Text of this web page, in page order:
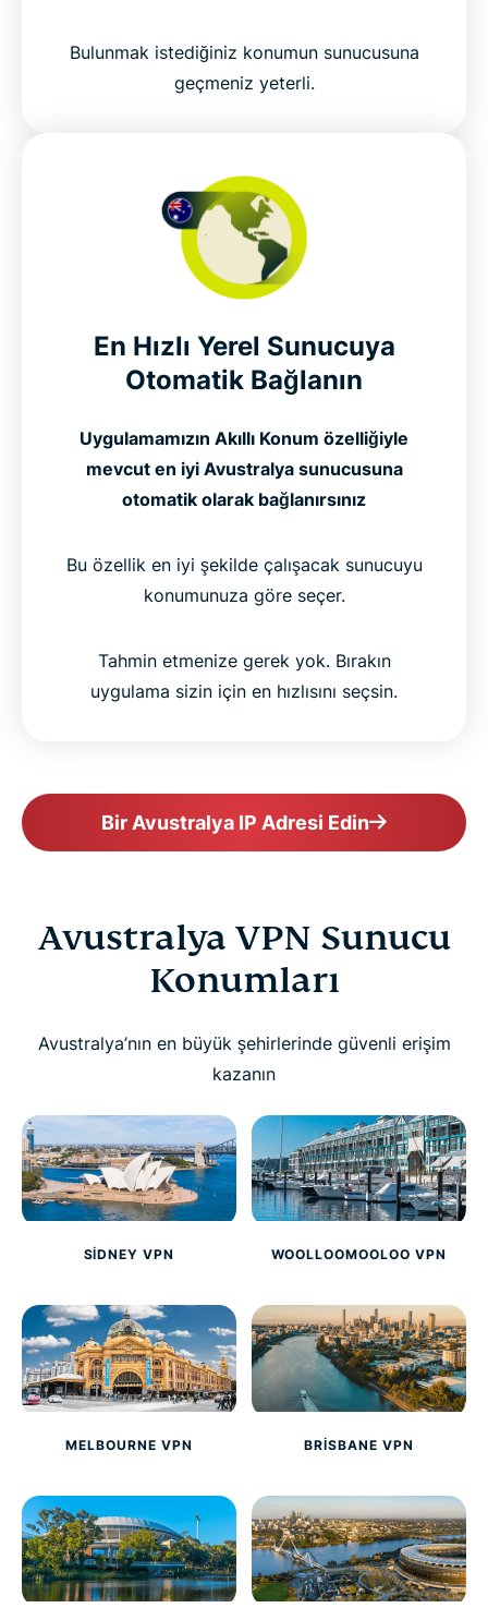
Bulunmak istediğiniz konumun sunucusuna
geçmeniz yeterli.
En Hızlı Yerel Sunucuya
Otomatik Bağlanın
Uygulamamızın Akıllı Konum özelliğiyle
mevcut en iyi Avustralya sunucusuna
otomatik olarak bağlanırsınız
Bu özellik en iyi şekilde çalışacak sunucuyu
konumunuza göre seçer.
Tahmin etmenize gerek yok. Bırakın
uygulama sizin için en hızlısını seçsin.
Bir Avustralya IP Adresi Edin
Avustralya VPN Sunucu
Konumları
Avustralya’nın en büyük şehirlerinde güvenli erişim
kazanın
SIDNEY VPN WOOLLOOMOOLOO VPN
MELBOURNE VPN BRISBANE VPN